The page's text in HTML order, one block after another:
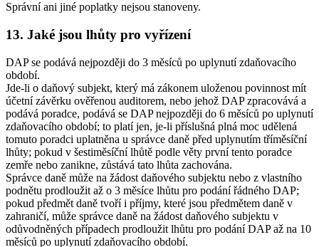
Správní ani jiné poplatky nejsou stanoveny.
13. Jaké jsou lhůty pro vyřízení
DAP se podává nejpozději do 3 měsíců po uplynutí zdaňovacího
období.
Jde-li o daňový subjekt, který má zákonem uloženou povinnost mít
účetní závěrku ověřenou auditorem, nebo jehož DAP zpracovává a
podává poradce, podává se DAP nejpozději do 6 měsíců po uplynutí
zdaňovacího období; to platí jen, je-li příslušná plná moc udělená
tomuto poradci uplatněna u správce daně před uplynutím tříměsíční
lhůty; pokud v šestiměsíční lhůtě podle věty první tento poradce
zemře nebo zanikne, zůstává tato lhůta zachována.
Správce daně může na žádost daňového subjektu nebo z vlastního
podnětu prodloužit až o 3 měsíce lhůtu pro podání řádného DAP;
pokud předmět daně tvoří i příjmy, které jsou předmětem daně v
zahraničí, může správce daně na žádost daňového subjektu v
odůvodněných případech prodloužit lhůtu pro podání DAP až na 10
měsíců po uplynutí zdaňovacího období.